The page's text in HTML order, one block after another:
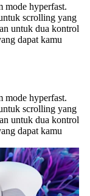
mode hyperfast.
scrolling yang
untuk dua kontrol
dapat kamu
mode hyperfast.
scrolling yang
untuk dua kontrol
dapat kamu